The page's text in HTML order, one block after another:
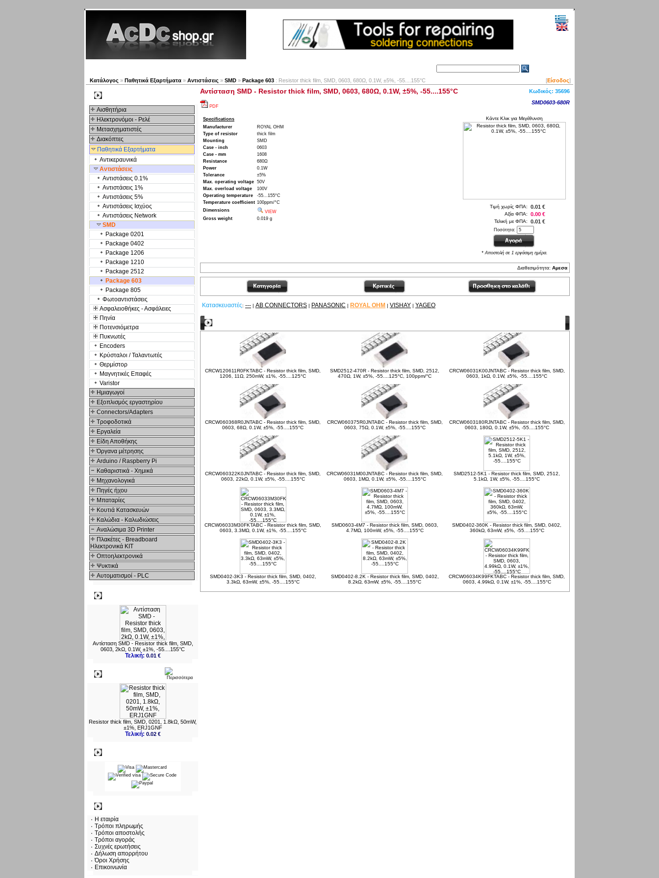
Κατάλογος » Παθητικά Εξαρτήματα » Αντιστάσεις » SMD » Package 603 : Resistor thick film, SMD, 0603, 680Ω, 0.1W, ±5%, -55....155°C [Είσοδος]
Αισθητήρια
Ηλεκτρονόμοι - Ρελέ
Μετασχηματιστές
Διακόπτες
Παθητικά Εξαρτήματα
Αντικεραυνικά
Αντιστάσεις
Αντιστάσεις 0.1%
Αντιστάσεις 1%
Αντιστάσεις 5%
Αντιστάσεις Ισχύος
Αντιστάσεις Network
SMD
Package 0201
Package 0402
Package 1206
Package 1210
Package 2512
Package 603
Package 805
Φωτοαντιστάσεις
Ασφαλειοθήκες - Ασφάλειες
Πηνία
Ποτενσιόμετρα
Πυκνωτές
Encoders
Κρύσταλοι / Ταλαντωτές
Θερμίστορ
Μαγνητικές Επαφές
Varistor
Hμιαγωγοί
Εξοπλισμός εργαστηρίου
Connectors/Adapters
Τροφοδοτικά
Εργαλεία
Είδη Αποθήκης
Όργανα μέτρησης
Arduino / Raspberry Pi
Καθαριστικά - Χημικά
Μηχανολογικά
Πηγές ήχου
Μπαταρίες
Κουτιά Κατασκευών
Καλώδια - Καλωδιώσεις
Αναλώσιμα 3D Printer
Πλακέτες - Breadboard
Ηλεκτρονικά ΚΙΤ
Οπτοηλεκτρονικά
Ψυκτικά
Αυτοματισμοί - PLC
Αντίσταση SMD - Resistor thick film, SMD,
0603, 2kΩ, 0.1W, ±1%, -55....155°C
Τελική: 0.01 €
Resistor thick film, SMD, 0201, 1.8kΩ, 50mW,
±1%, ERJ1GNF
Τελική: 0.02 €
Η εταιρία
Τρόποι πληρωμής
Τρόποι αποστολής
Τρόποι αγοράς
Συχνές ερωτήσεις
Δήλωση απορρήτου
Όροι Χρήσης
Επικοινωνία
Αντίσταση SMD - Resistor thick film, SMD, 0603, 680Ω, 0.1W, ±5%, -55....155°C Κωδικός: 35696
PDF
SMD0603-680R
Κάντε Κλικ για Μεγέθυνση
Τιμή χωρίς ΦΠΑ: 0.01 €
Αξία ΦΠΑ: 0.00 €
Τελική με ΦΠΑ: 0.01 €
Ποσότητα:
* Αποστολή σε 1 εργάσιμη ημέρα.
Specifications
Manufacturer
ROYAL OHM
Type of resistor
thick film
Mounting
SMD
Case - inch
0603
Case - mm
1608
Resistance
680Ω
Power
0.1W
Tolerance
±5%
Max. operating voltage 50V
Max. overload voltage
100V
Operating temperature
-55...155°C
Temperature coefficient 100ppm/°C
Dimensions
VIEW
Gross weight
0.019 g
Διαθεσιμότητα: Αμεσα
Κατασκευαστές: --- | AB CONNECTORS | PANASONIC | ROYAL OHM | VISHAY | YAGEO
CRCW120611R0FKTABC - Resistor thick film, SMD,
1206, 11Ω, 250mW, ±1%, -55....125°C
SMD2512-470R - Resistor thick film, SMD, 2512,
470Ω, 1W, ±5%, -55....125°C, 100ppm/°C
CRCW06031K00JNTABC - Resistor thick film, SMD,
0603, 1kΩ, 0.1W, ±5%, -55....155°C
CRCW060368R0JNTABC - Resistor thick film, SMD,
0603, 68Ω, 0.1W, ±5%, -55....155°C
CRCW060375R0JNTABC - Resistor thick film, SMD,
0603, 75Ω, 0.1W, ±5%, -55....155°C
CRCW0603180RJNTABC - Resistor thick film, SMD,
0603, 180Ω, 0.1W, ±5%, -55....155°C
CRCW060322K0JNTABC - Resistor thick film, SMD,
0603, 22kΩ, 0.1W, ±5%, -55....155°C
CRCW06031M00JNTABC - Resistor thick film, SMD,
0603, 1MΩ, 0.1W, ±5%, -55....155°C
SMD2512-5K1 - Resistor thick film, SMD, 2512,
5.1kΩ, 1W, ±5%, -55....155°C
CRCW06033M30FKTABC - Resistor thick film, SMD,
0603, 3.3MΩ, 0.1W, ±1%, -55....155°C
SMD0603-4M7 - Resistor thick film, SMD, 0603,
4.7MΩ, 100mW, ±5%, -55....155°C
SMD0402-360K - Resistor thick film, SMD, 0402,
360kΩ, 63mW, ±5%, -55....155°C
SMD0402-3K3 - Resistor thick film, SMD, 0402,
3.3kΩ, 63mW, ±5%, -55....155°C
SMD0402-8.2K - Resistor thick film, SMD, 0402,
8.2kΩ, 63mW, ±5%, -55....155°C
CRCW06034K99FKTABC - Resistor thick film, SMD,
0603, 4.99kΩ, 0.1W, ±1%, -55....155°C